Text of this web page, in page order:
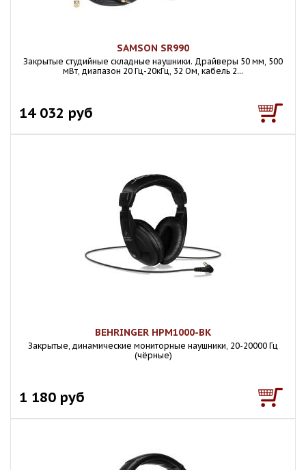
SAMSON SR990
Закрытые студийные складные наушники. Драйверы 50 мм, 500
мВт, диапазон 20 Гц-20кГц, 32 Ом, кабель 2...
14 032 руб
BEHRINGER HPM1000-BK
Закрытые, динамические мониторные наушники, 20-20000 Гц
(чёрные)
1 180 руб